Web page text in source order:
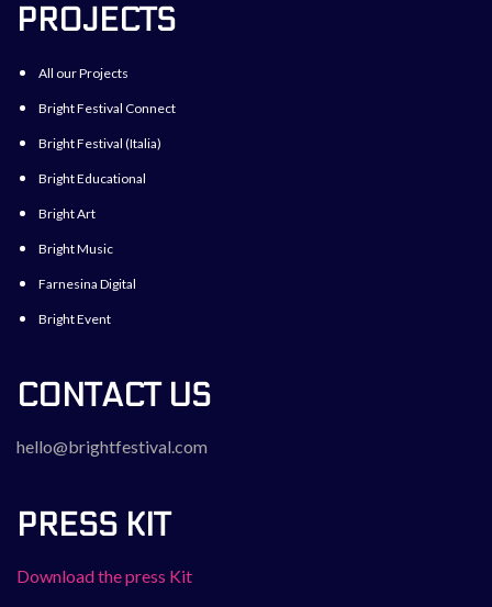
PROJECTS
All our Projects
Bright Festival Connect
Bright Festival (Italia)
Bright Educational
Bright Art
Bright Music
Farnesina Digital
Bright Event
CONTACT US
hello@brightfestival.com
PRESS KIT
Download the press Kit